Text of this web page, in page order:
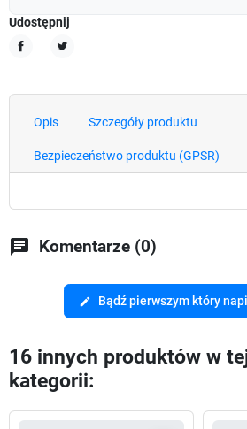
Udostępnij
Opis Szczegóły produktu
Bezpieczeństwo produktu (GPSR)
chat Komentarze (0)
edit Bądź pierwszym który
16 innych produktów w
kategorii: